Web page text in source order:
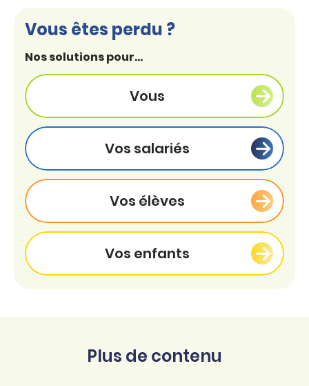
Vous êtes perdu ?
Nos solutions pour...
Vous
Vos salariés
Vos élèves
Vos enfants
Plus de contenu